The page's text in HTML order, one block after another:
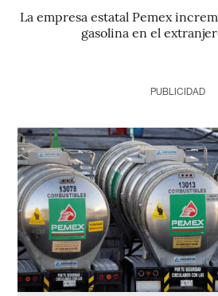
La empresa estatal Pemex
gasolina en el
PUBLICIDAD